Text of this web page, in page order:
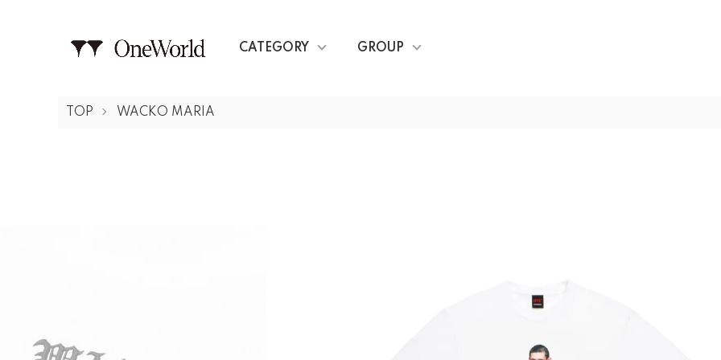
CATEGORY GROUP
TOP WACKO MARIA